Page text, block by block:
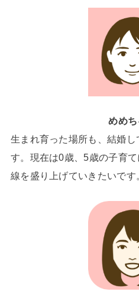
めめ
生まれ育った場所も、結婚
す。現在は0歳、5歳の子育
線を盛り上げていきたいです